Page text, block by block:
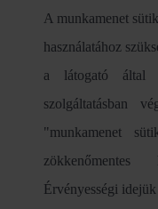
A munkamenet
használatához
a látogató által
szolgáltatásban
"munkamenet
Érvényességi